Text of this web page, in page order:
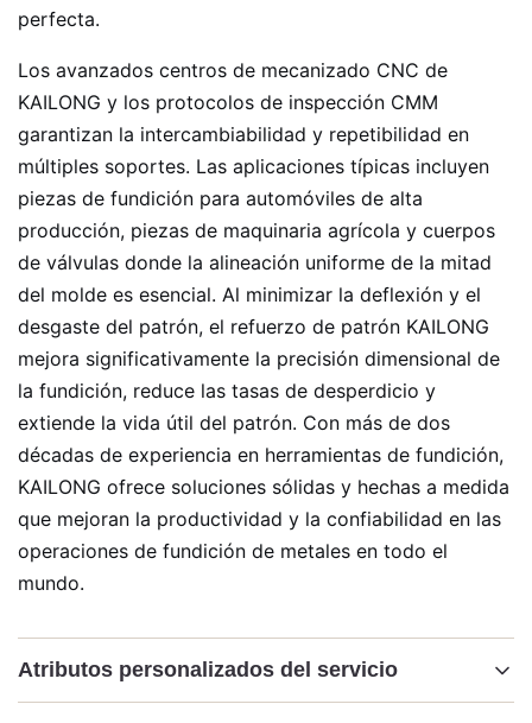
perfecta.
Los avanzados centros de mecanizado CNC de
KAILONG y los protocolos de inspección CMM
garantizan la intercambiabilidad y repetibilidad en
múltiples soportes. Las aplicaciones típicas incluyen
piezas de fundición para automóviles de alta
producción, piezas de maquinaria agrícola y cuerpos
de válvulas donde la alineación uniforme de la mitad
del molde es esencial. Al minimizar la deflexión y el
desgaste del patrón, el refuerzo de patrón KAILONG
mejora significativamente la precisión dimensional de
la fundición, reduce las tasas de desperdicio y
extiende la vida útil del patrón. Con más de dos
décadas de experiencia en herramientas de fundición,
KAILONG ofrece soluciones sólidas y hechas a medida
que mejoran la productividad y la confiabilidad en las
operaciones de fundición de metales en todo el
mundo.
Atributos personalizados del servicio